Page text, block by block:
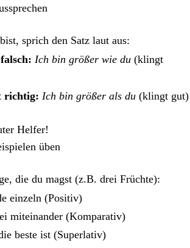
sprich den Satz laut aus:
Ich bin größer wie du (klingt
richtig: Ich bin größer als du (klingt gut)
Helfer!
üben
die du magst (z.B. drei Früchte):
einzeln (Positiv)
miteinander (Komparativ)
beste ist (Superlativ)